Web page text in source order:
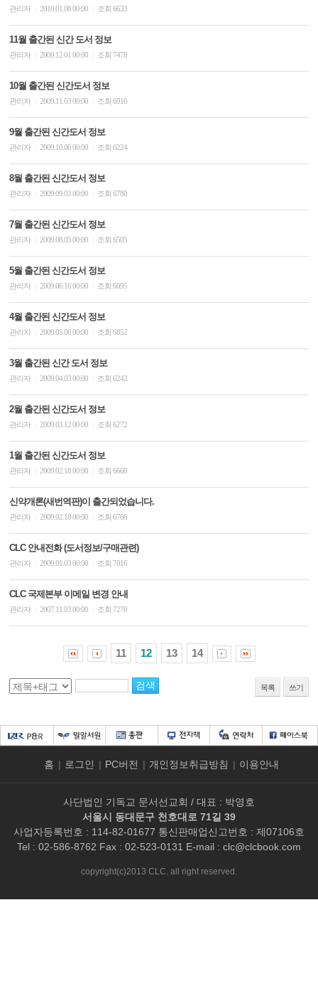
관리자 2010.01.08 00:00 조회 6633
11월 출간된 신간 도서 정보
관리자 2009.12.01 00:00 조회 7478
10월 출간된 신간도서 정보
관리자 2009.11.03 00:00 조회 6916
9월 출간된 신간도서 정보
관리자 2009.10.06 00:00 조회 6224
8월 출간된 신간도서 정보
관리자 2009.09.03 00:00 조회 6780
7월 출간된 신간도서 정보
관리자 2009.08.05 00:00 조회 6505
5월 출간된 신간도서 정보
관리자 2009.06.16 00:00 조회 6095
4월 출간된 신간도서 정보
관리자 2009.05.06 00:00 조회 6852
3월 출간된 신간 도서 정보
관리자 2009.04.03 00:00 조회 6242
2월 출간된 신간도서 정보
관리자 2009.03.12 00:00 조회 6272
1월 출간된 신간도서 정보
관리자 2009.02.18 00:00 조회 6668
신약개론(새번역판)이 출간되었습니다.
관리자 2009.02.18 00:00 조회 6766
CLC 안내전화 (도서정보/구매관련)
관리자 2009.01.03 00:00 조회 7016
CLC 국제본부 이메일 변경 안내
관리자 2007.11.03 00:00 조회 7270
11 12 13 14
목록 쓰기
홈 | 로그인 | PC버전 | 개인정보취급방침 | 이용안내
사단법인 기독교 문서선교회 / 대표 : 박영호
서울시 동대문구 천호대로 71길 39
사업자등록번호 : 114-82-01677 통신판매업신고번호 : 제07106호
Tel : 02-586-8762 Fax : 02-523-0131 E-mail : clc@clcbook.com
copyright(c)2013 CLC. all right reserved.